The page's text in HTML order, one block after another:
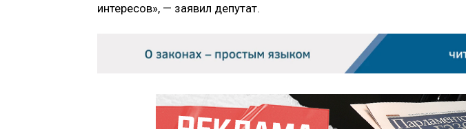
интересов», — заявил депутат.